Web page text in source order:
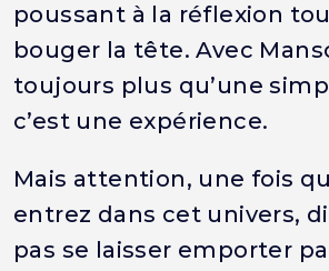
poussant à la réflexion
bouger la tête. Avec
toujours plus qu’une
c’est une expérience.
Mais attention, une fois
entrez dans cet univers,
pas se laisser emporter